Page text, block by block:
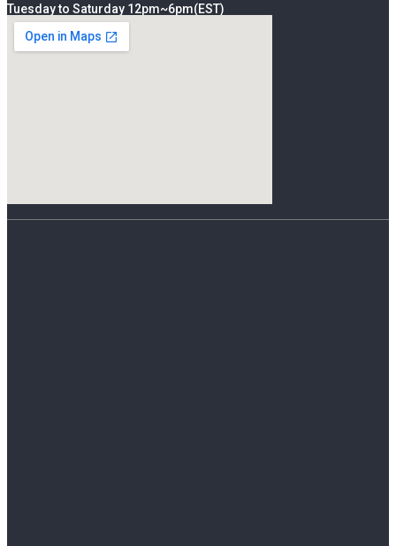
Tuesday to Saturday 12pm~6pm(EST)